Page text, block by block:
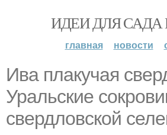
ИДЕИ ДЛЯ САДА
главная новости
Ива плакучая
Уральские
свердловской